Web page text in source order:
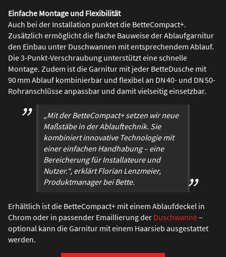
Einfache Montage und Flexibilität
Auch bei der Installation punktet die BetteCompact+.
Zusätzlich ermöglicht die flache Bauweise der Ablaufgarnitur
den Einbau unter Duschwannen mit entsprechendem Ablauf.
Die 3-Punkt-Verschraubung unterstützt eine schnelle
Montage. Zudem ist die Garnitur mit jeder BetteDusche mit
90 mm Ablauf kombinierbar und flexibel an DN 40- und DN 50-
Rohranschlüsse anpassbar und damit vielseitig einsetzbar.
„Mit der BetteCompact+ setzen wir neue
Maßstäbe in der Ablauftechnik. Sie
kombiniert innovative Technologie mit
einer einfachen Handhabung – eine
Bereicherung für Installateure und
Nutzer.“, erklärt Florian Lenzmeier,
Produktmanager bei Bette.
Erhältlich ist die BetteCompact+ mit einem Ablaufdeckel in
Chrom oder in passender Emaillierung der Duschwanne–
optional kann die Garnitur mit einem Haarsieb ausgestattet
werden.